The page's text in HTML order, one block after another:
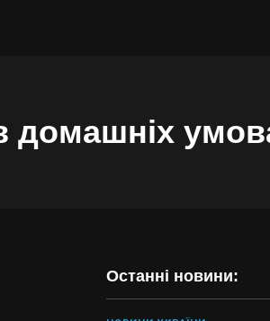
домашніх
Останні новини: